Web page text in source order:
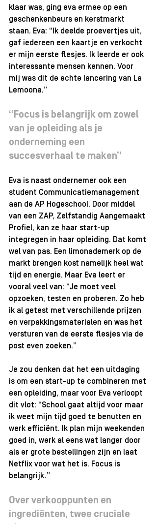
klaar was, ging eva ermee op een
geschenkenbeurs en kerstmarkt
staan. Eva: “Ik deelde proevertjes uit,
gaf iedereen een kaartje en verkocht
er mijn eerste flesjes. Ik leerde er ook
interessante mensen kennen. Voor
mij was dit de echte lancering van La
Lemoona.”
“Focus is belangrijk om zowel
van je opleiding als je
onderneming een
succesverhaal te maken”
Eva is naast ondernemer ook een
student Communicatiemanagement
aan de AP Hogeschool. Door middel
van een ZAP, Zelfstandig Aangemaakt
Profiel, kan ze haar start-up
integregen in haar opleiding. Dat komt
wel van pas. Een limonademerk op de
markt brengen kost namelijk heel wat
tijd en energie. Maar Eva leert er
vooral veel van: “Je moet veel
opzoeken, testen en proberen. Zo heb
ik al getest met verschillende prijzen
en verpakkingsmaterialen en was het
versturen van de eerste flesjes via de
post even zoeken.”
Je zou denken dat het een uitdaging
is om een start-up te combineren met
een opleiding, maar voor Eva verloopt
dit vlot: “School gaat altijd voor maar
ik weet mijn tijd goed te benutten en
werk efficiënt. Ik plan mijn weekenden
goed in, werk al eens wat langer door
als er grote bestellingen zijn en laat
Netflix voor wat het is. Focus is
belangrijk.”
Over verkooppunten en
ingrediënten, twee cruciale